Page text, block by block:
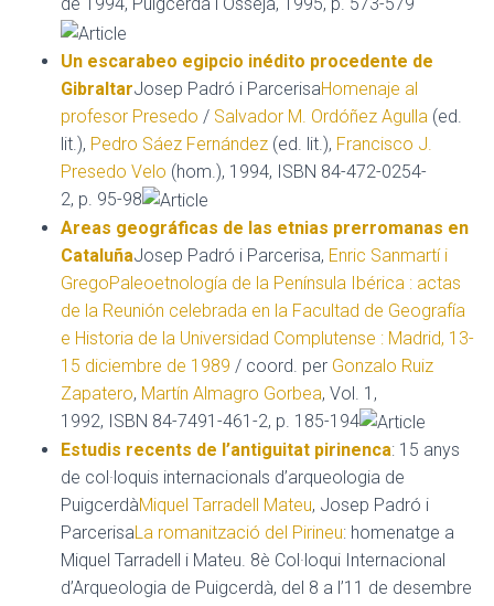
de 1994, Puigcerdà i Osseja, 1995, p. 573-579
Un escarabeo egipcio inédito procedente de
GibraltarJosep Padró i ParcerisaHomenaje al
profesor Presedo / Salvador M. Ordóñez Agulla (ed.
lit.), Pedro Sáez Fernández (ed. lit.), Francisco J.
Presedo Velo (hom.), 1994, ISBN 84-472-0254-
2, p. 95-98
Areas geográficas de las etnias prerromanas en
CataluñaJosep Padró i Parcerisa, Enric Sanmartí i
GregoPaleoetnología de la Península Ibérica : actas
de la Reunión celebrada en la Facultad de Geografía
e Historia de la Universidad Complutense : Madrid, 13-
15 diciembre de 1989 / coord. per Gonzalo Ruiz
Zapatero, Martín Almagro Gorbea, Vol. 1,
1992, ISBN 84-7491-461-2, p. 185-194
Estudis recents de l’antiguitat pirinenca: 15 anys
de col·loquis internacionals d’arqueologia de
PuigcerdàMiquel Tarradell Mateu, Josep Padró i
ParcerisaLa romanització del Pirineu: homenatge a
Miquel Tarradell i Mateu. 8è Col·loqui Internacional
d’Arqueologia de Puigcerdà, del 8 a l’11 de desembre